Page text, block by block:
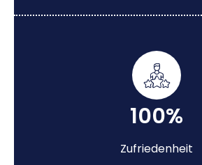
100%
Zufriedenheit